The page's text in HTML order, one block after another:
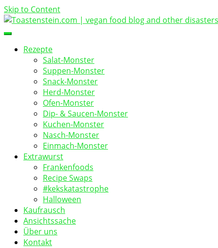
Skip to Content
Toastenstein.com
vegan food blog
Rezepte
Salat-Monster
Suppen-Monster
Snack-Monster
Herd-Monster
Ofen-Monster
Dip- & Saucen-Monster
Kuchen-Monster
Nasch-Monster
Einmach-Monster
Extrawurst
Frankenfoods
Recipe Swaps
#kekskatastrophe
Halloween
Kaufrausch
Ansichtssache
Über uns
Kontakt